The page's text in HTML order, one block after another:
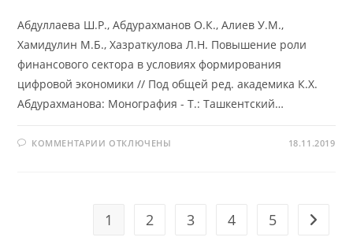
Абдуллаева Ш.Р., Абдурахманов О.К., Алиев У.М.,
Хамидулин М.Б., Хазраткулова Л.Н. Повышение роли
финансового сектора в условиях формирования
цифровой экономики // Под общей ред. академика К.Х.
Абдурахманова: Монография - Т.: Ташкентский…
КОММЕНТАРИИ К
УСЛОВИЯХ
ФОРМИРОВАНИЯ
ОТКЛЮЧЕНЫ 18.11.2019
1 2 3 4 5